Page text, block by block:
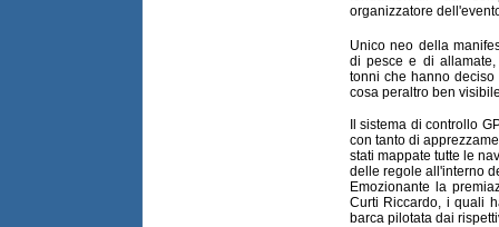
organizzatore
Unico neo della
di pesce e di
tonni che hanno
cosa peraltro ben
Il sistema di controllo
con tanto di
stati mappate tutte le
delle regole all'interno
Emozionante la
Curti Riccardo, i quali
barca pilotata dai